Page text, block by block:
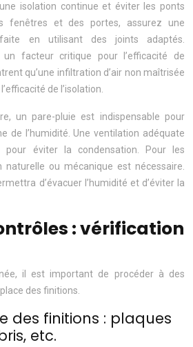
isolation continue et éviter les ponts
fenêtres et des portes, assurez une
en utilisant des joints adaptés.
un facteur critique pour l’efficacité de
qu’une infiltration d’air non maîtrisée
de l’isolation.
un pare-pluie est indispensable pour
de l’humidité. Une ventilation adéquate
pour éviter la condensation. Pour les
naturelle ou mécanique est nécessaire.
d’évacuer l’humidité et d’éviter la
: vérification
il est important de procéder à des
des finitions.
des finitions : plaques
etc.